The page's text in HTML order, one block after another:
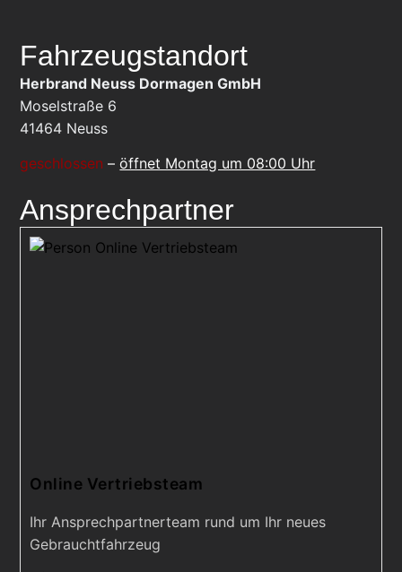
Fahrzeugstandort
Herbrand Neuss Dormagen GmbH
Moselstraße 6
41464 Neuss
geschlossen –öffnet Montag um 08:00 Uhr
Ansprechpartner
Online Vertriebsteam
Ihr Ansprechpartnerteam rund um Ihr neues
Gebrauchtfahrzeug